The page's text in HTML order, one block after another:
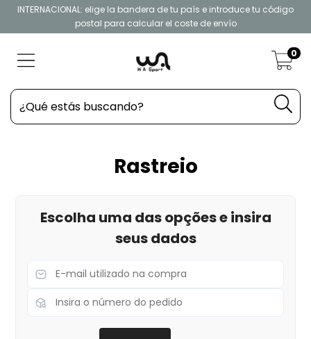
INTERNACIONAL: elige la bandera de tu país e introduce tu código
postal para calcular el coste de envío
0
Rastreio
Escolha uma das opções e insira
seus dados